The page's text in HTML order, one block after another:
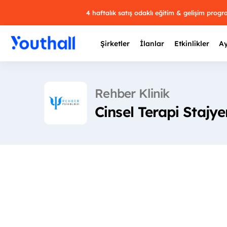
4 haftalık satış odaklı eğitim & gelişim
Şirketler İlanlar Etkinlikler
Rehber Klinik
Cinsel Terapi